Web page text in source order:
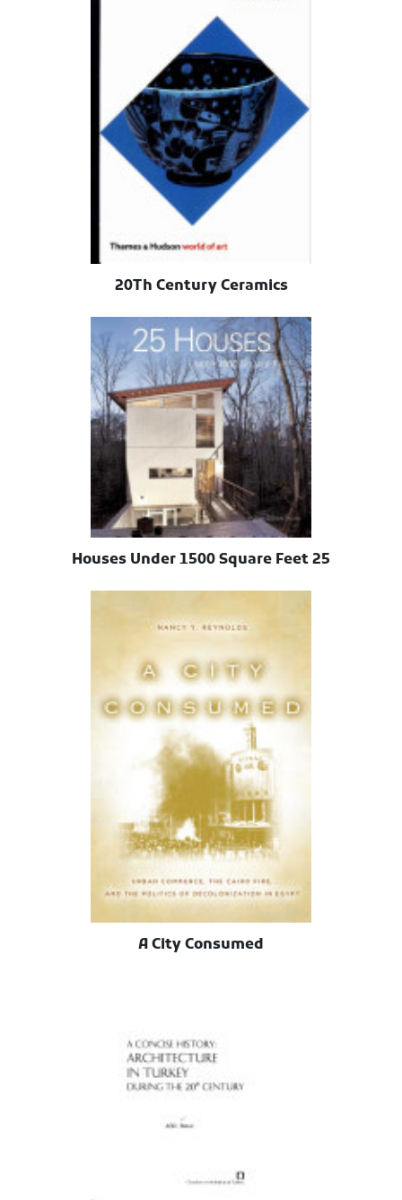
20Th Century Ceramics
25 Houses Under 1500 Square Feet
A City Consumed